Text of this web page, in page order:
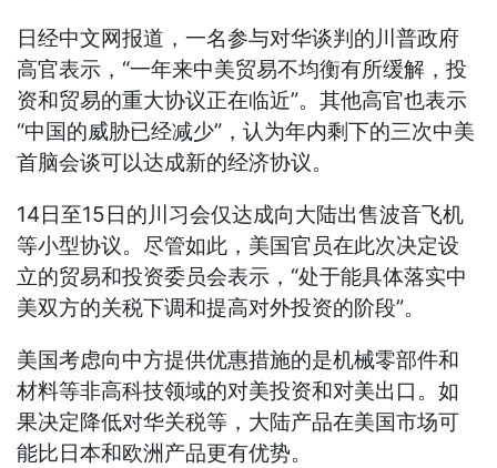
日经中文网报道，一名参与对华谈判的川普政府
高官表示，“一年来中美贸易不均衡有所缓解，投
资和贸易的重大协议正在临近”。其他高官也表示
“中国的威胁已经减少”，认为年内剩下的三次中美
首脑会谈可以达成新的经济协议。
14日至15日的川习会仅达成向大陆出售波音飞机
等小型协议。尽管如此，美国官员在此次决定设
立的贸易和投资委员会表示，“处于能具体落实中
美双方的关税下调和提高对外投资的阶段”。
美国考虑向中方提供优惠措施的是机械零部件和
材料等非高科技领域的对美投资和对美出口。如
果决定降低对华关税等，大陆产品在美国市场可
能比日本和欧洲产品更有优势。